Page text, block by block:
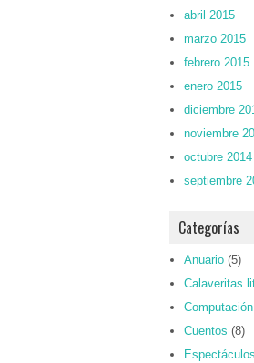
abril 2015
marzo 2015
febrero 2015
enero 2015
diciembre
noviembre
octubre 2014
septiembre
Categorías
Anuario (5)
Calaveritas
Cuentos (8)
Espectáculos